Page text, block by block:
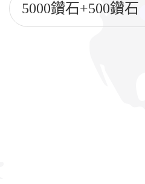
5000鑽石+500鑽石